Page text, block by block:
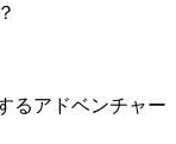
るアドベンチャー